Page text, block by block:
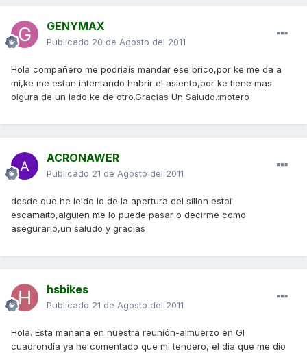
GENYMAX
Publicado 20 de Agosto del 2011
Hola compañero me podriais mandar ese brico,por ke me da a
mi,ke me estan intentando habrir el asiento,por ke tiene mas
olgura de un lado ke de otro.Gracias Un Saludo.:motero
ACRONAWER
Publicado 21 de Agosto del 2011
desde que he leido lo de la apertura del sillon estoi
escamaito,alguien me lo puede pasar o decirme como
asegurarlo,un saludo y gracias
hsbikes
Publicado 21 de Agosto del 2011
Hola. Esta mañana en nuestra reunión-almuerzo en Gl
cuadrondía ya he comentado que mi tendero, el dia que me dio